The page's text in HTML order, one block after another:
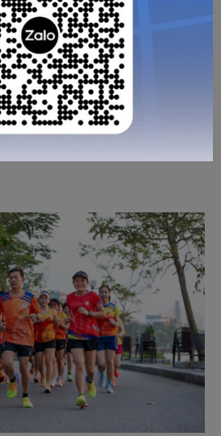
chạy bộ một lần?
runner, giày chạy bộ không chỉ là
bạn đồng hành” trung thành, giúp
cột sống. Tuy nhiên, mọi vật dùng
nhất định. Việc sử dụng 1 đôi giày
nghiêm trọng như: Viêm cân
viêm khớp…